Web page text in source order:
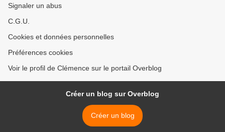
Signaler un abus
C.G.U.
Cookies et données personnelles
Préférences cookies
Voir le profil de Clémence sur le portail Overblog
Créer un blog sur Overblog
Créer un blog